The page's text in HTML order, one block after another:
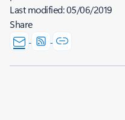
Last modified:05/06/2019
Share